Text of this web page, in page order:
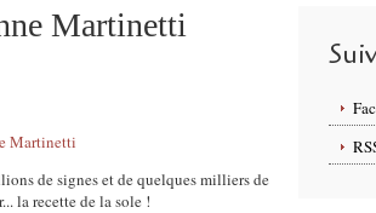
Martinetti
de signes et de quelques milliers de
la recette de la sole !